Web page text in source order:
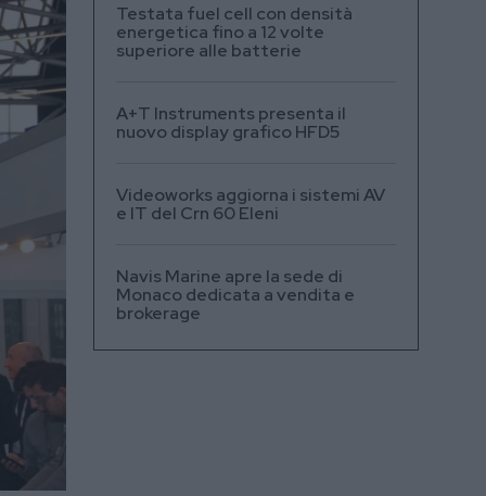
Testata fuel cell con densità
energetica fino a 12 volte
superiore alle batterie
A+T Instruments presenta il
nuovo display grafico HFD5
Videoworks aggiorna i sistemi AV
e IT del Crn 60 Eleni
Navis Marine apre la sede di
Monaco dedicata a vendita e
brokerage